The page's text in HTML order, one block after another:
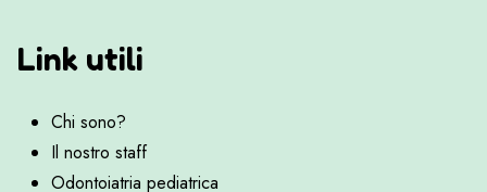
Link utili
Chi sono?
Il nostro staff
Odontoiatria pediatrica